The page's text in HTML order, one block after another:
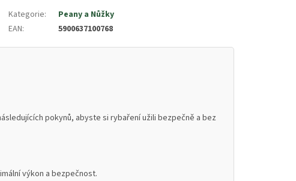
Kategorie:
Peany a Nůžky
EAN: 5900637100768
pokynů, abyste si rybaření užili bezpečně a bez
výkon a bezpečnost.